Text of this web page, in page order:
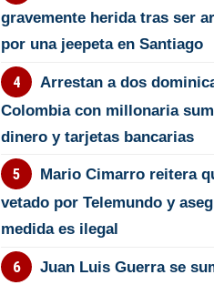
gravemente herida tras ser
por una jeepeta en Santiago
Arrestan a dos
Colombia con millonaria
dinero y tarjetas bancarias
Mario Cimarro reitera
vetado por Telemundo y
medida es ilegal
Juan Luis Guerra se